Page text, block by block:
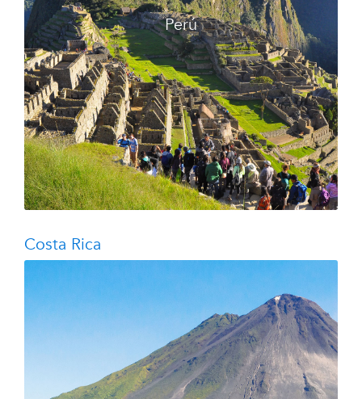
Perú
Costa Rica